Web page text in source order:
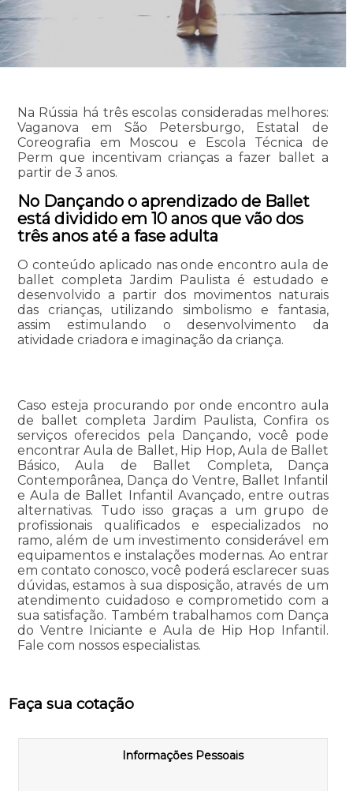
Na Rússia há três escolas consideradas melhores:
Vaganova em São Petersburgo, Estatal de
Coreografia em Moscou e Escola Técnica de
Perm que incentivam crianças a fazer ballet a
partir de 3 anos.
No Dançando o aprendizado de Ballet
está dividido em 10 anos que vão dos
três anos até a fase adulta
O conteúdo aplicado nas onde encontro aula de
ballet completa Jardim Paulista é estudado e
desenvolvido a partir dos movimentos naturais
das crianças, utilizando simbolismo e fantasia,
assim estimulando o desenvolvimento da
atividade criadora e imaginação da criança.
Caso esteja procurando por onde encontro aula
de ballet completa Jardim Paulista, Confira os
serviços oferecidos pela Dançando, você pode
encontrar Aula de Ballet, Hip Hop, Aula de Ballet
Básico, Aula de Ballet Completa, Dança
Contemporânea, Dança do Ventre, Ballet Infantil
e Aula de Ballet Infantil Avançado, entre outras
alternativas. Tudo isso graças a um grupo de
profissionais qualificados e especializados no
ramo, além de um investimento considerável em
equipamentos e instalações modernas. Ao entrar
em contato conosco, você poderá esclarecer suas
dúvidas, estamos à sua disposição, através de um
atendimento cuidadoso e comprometido com a
sua satisfação. Também trabalhamos com Dança
do Ventre Iniciante e Aula de Hip Hop Infantil.
Fale com nossos especialistas.
Faça sua cotação
Informações Pessoais